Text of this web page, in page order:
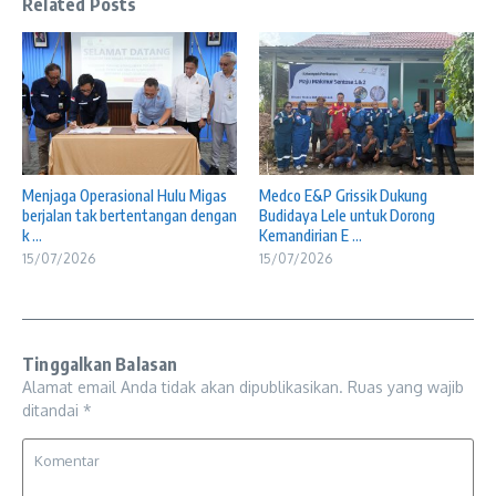
Menjaga Operasional Hulu Migas
berjalan tak bertentangan dengan
k ...
15/07/2026
Medco E&P Grissik Dukung
Budidaya Lele untuk Dorong
Kemandirian E ...
15/07/2026
Tinggalkan Balasan
Alamat email Anda tidak akan dipublikasikan. Ruas yang wajib
ditandai *